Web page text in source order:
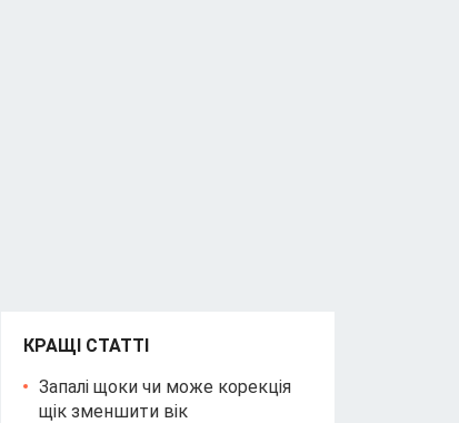
КРАЩІ СТАТТІ
Запалі щоки чи може корекція
щік зменшити вік